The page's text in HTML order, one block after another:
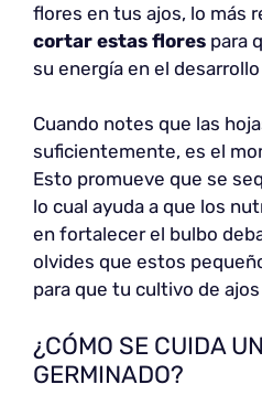
flores en tus ajos, lo más
cortar estas flores para
su energía en el
Cuando notes que las
suficientemente, es el
Esto promueve que se
lo cual ayuda a que los
en fortalecer el bulbo
olvides que estos
para que tu cultivo de
¿CÓMO SE CUIDA
GERMINADO?